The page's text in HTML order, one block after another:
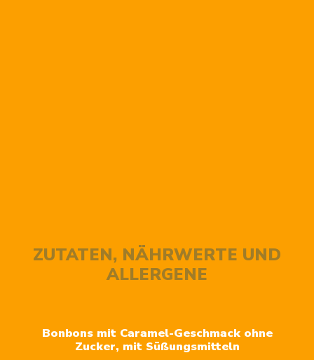
ZUTATEN, NÄHRWERTE UND
ALLERGENE
Bonbons mit Caramel-Geschmack ohne
Zucker, mit Süßungsmitteln